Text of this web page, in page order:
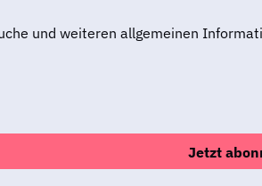
und weiteren allgemeinen